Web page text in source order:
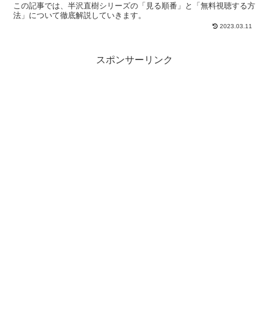
この記事では、半沢直樹シリーズの「見る順番」と「無料視聴する方
法」について徹底解説していきます。
2023.03.11
スポンサーリンク